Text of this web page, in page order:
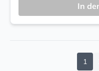
In
1